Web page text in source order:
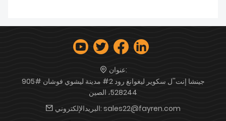
عنوان:
905# جينشا إنت''ل سكوير ليغوانغ رود 2# مدينة ليشوي فوشان
528244، الصين
البريدالإلكتروني: sales22@fayren.com